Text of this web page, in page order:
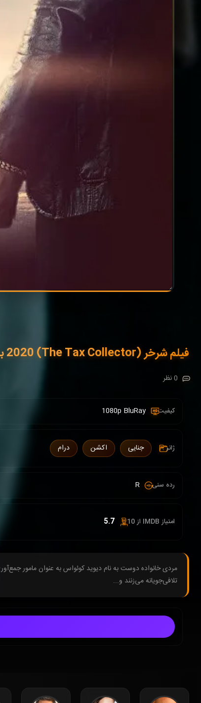
فیلم شرخر (The Tax Collector) 2020 با زیرنویس فارسی
0 نظر
کیفیت : 1080p BluRay
ژانر : جنایی اکشن درام
رده سنی : R
امتیاز IMDB از 10 : 5.7
مردی خانواده دوست به نام دیوید کوئواس به عنوان مامور
تلافی‌جویانه می‌زنند و...